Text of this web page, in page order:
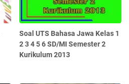
Soal UTS Bahasa Jawa Kelas 1
2 3 4 5 6 SD/MI Semester 2
Kurikulum 2013